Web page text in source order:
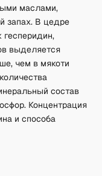
маслами,
запах. В цедре
гесперидин,
выделяется
чем в мякоти
состав
Концентрация
и способа